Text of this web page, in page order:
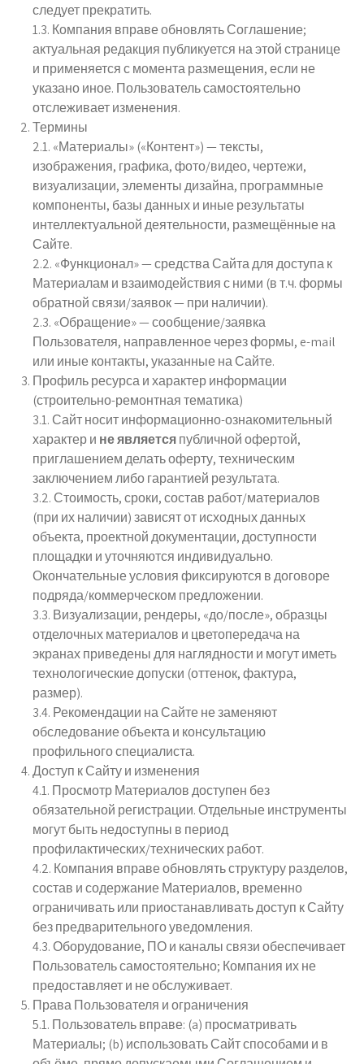
следует прекратить.
1.3. Компания вправе обновлять Соглашение;
актуальная редакция публикуется на этой странице
и применяется с момента размещения, если не
указано иное. Пользователь самостоятельно
отслеживает изменения.
Термины
2.1. «Материалы» («Контент») — тексты,
изображения, графика, фото/видео, чертежи,
визуализации, элементы дизайна, программные
компоненты, базы данных и иные результаты
интеллектуальной деятельности, размещённые на
Сайте.
2.2. «Функционал» — средства Сайта для доступа к
Материалам и взаимодействия с ними (в т.ч. формы
обратной связи/заявок — при наличии).
2.3. «Обращение» — сообщение/заявка
Пользователя, направленное через формы, e-mail
или иные контакты, указанные на Сайте.
Профиль ресурса и характер информации
(строительно-ремонтная тематика)
3.1. Сайт носит информационно-ознакомительный
характер и не являетсяпубличной офертой,
приглашением делать оферту, техническим
заключением либо гарантией результата.
3.2. Стоимость, сроки, состав работ/материалов
(при их наличии) зависят от исходных данных
объекта, проектной документации, доступности
площадки и уточняются индивидуально.
Окончательные условия фиксируются в договоре
подряда/коммерческом предложении.
3.3. Визуализации, рендеры, «до/после», образцы
отделочных материалов и цветопередача на
экранах приведены для наглядности и могут иметь
технологические допуски (оттенок, фактура,
размер).
3.4. Рекомендации на Сайте не заменяют
обследование объекта и консультацию
профильного специалиста.
Доступ к Сайту и изменения
4.1. Просмотр Материалов доступен без
обязательной регистрации. Отдельные инструменты
могут быть недоступны в период
профилактических/технических работ.
4.2. Компания вправе обновлять структуру разделов,
состав и содержание Материалов, временно
ограничивать или приостанавливать доступ к Сайту
без предварительного уведомления.
4.3. Оборудование, ПО и каналы связи обеспечивает
Пользователь самостоятельно; Компания их не
предоставляет и не обслуживает.
Права Пользователя и ограничения
5.1. Пользователь вправе: (a) просматривать
Материалы; (b) использовать Сайт способами и в